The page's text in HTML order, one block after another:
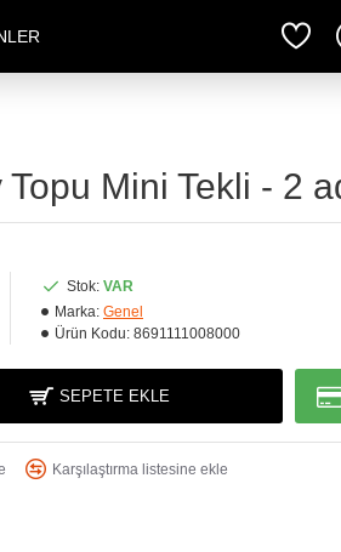
Topu Mini Tekli - 2
Stok: VAR
Marka: Genel
Ürün Kodu: 8691111008000
SEPETE EKLE
Karşılaştırma listesine ekle